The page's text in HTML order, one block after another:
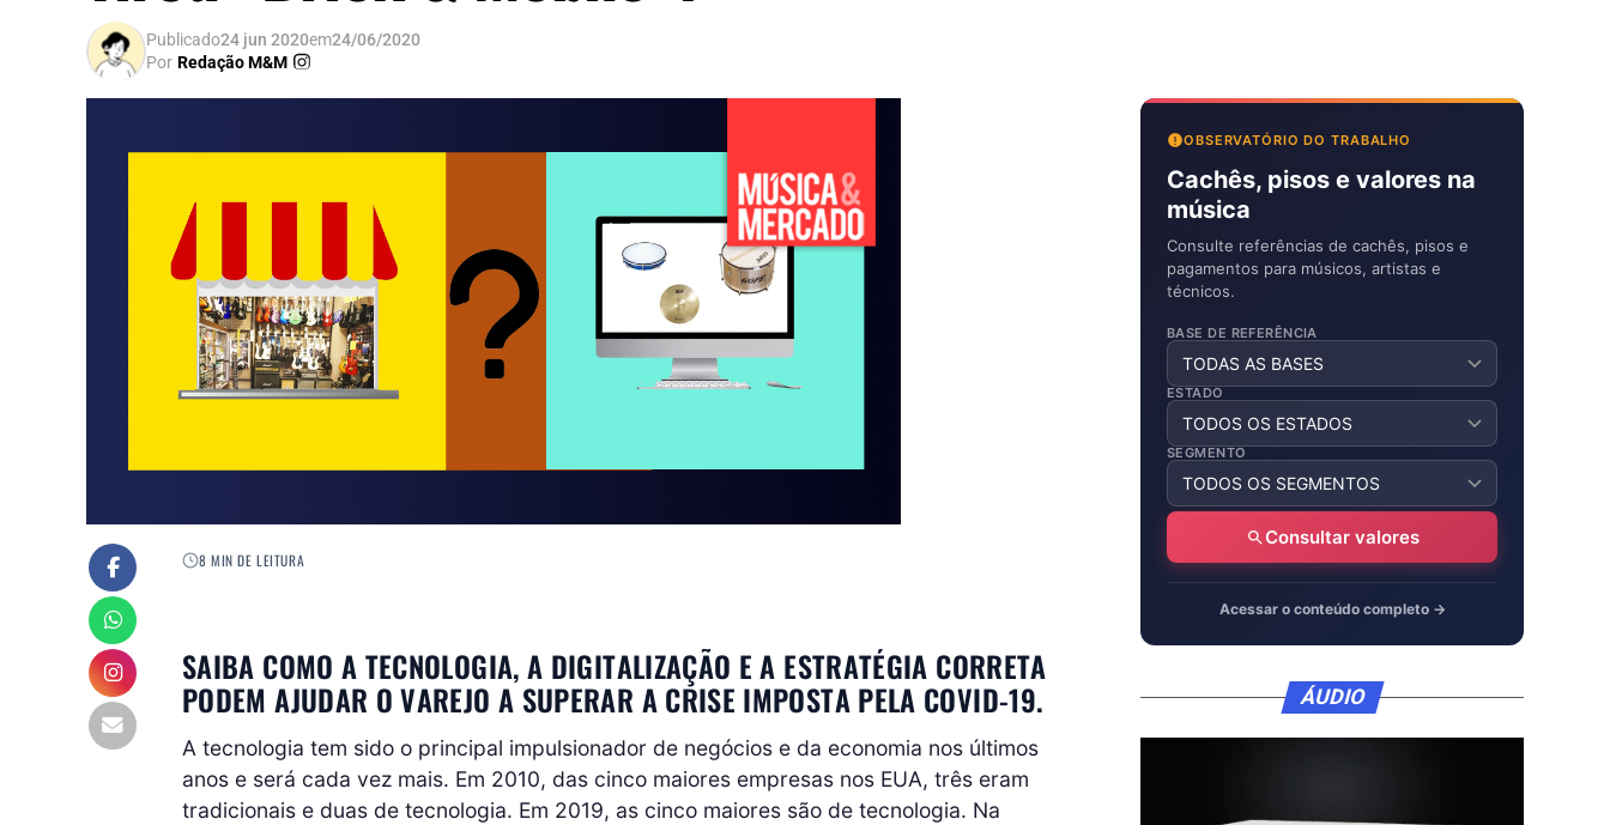
Publicado24 jun 2020em24/06/2020
Por Redação M&M
8 MIN DE LEITURA
SAIBA COMO A TECNOLOGIA, A DIGITALIZAÇÃO E A ESTRATÉGIA CORRETA
PODEM AJUDAR O VAREJO A SUPERAR A CRISE IMPOSTA PELA COVID-19.
A tecnologia tem sido o principal impulsionador de negócios e da economia nos últimos
anos e será cada vez mais. Em 2010, das cinco maiores empresas nos EUA, três eram
tradicionais e duas de tecnologia. Em 2019, as cinco maiores são de tecnologia. Na
OBSERVATÓRIO DO TRABALHO
Cachês, pisos e valores na
música
Consulte referências de cachês, pisos e
pagamentos para músicos, artistas e
técnicos.
BASE DE REFERÊNCIA
ESTADO
SEGMENTO
Consultar valores
Acessar o conteúdo completo →
ÁUDIO